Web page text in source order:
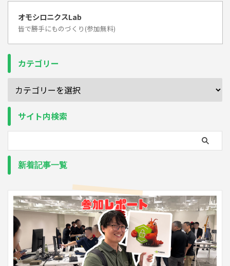
オモシロニクスLab
皆で勝手にものづくり(参加無料)
カテゴリー
サイト内検索
新着記事一覧